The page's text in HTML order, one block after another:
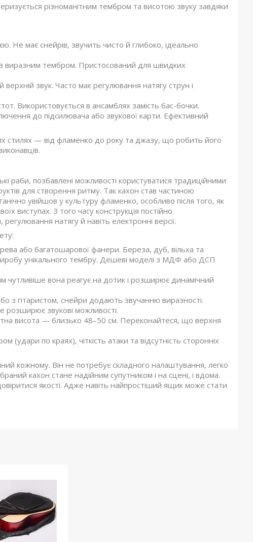
різноманітним тембром та висотою звуку завдяки
Не має снейрів, звучить чисто й глибоко, ідеально
виразним тембром. Пристосований для швидких
звук. Часто має регулювання натягу струн і
Використовується в ансамблях замість бас-бочки.
до підсилювача або звукової карти. Ефективний
стилях — від фламенко до року та джазу, що робить його
раби, позбавлені можливості користуватися традиційними
для створення ритму. Так кахон став частиною
увійшов у культуру фламенко, особливо після того, як
виступах. З того часу конструкція постійно
натягу й навіть електронні версії.
або багатошарової фанери. Береза, дуб, вільха та
унікального тембру. Дешеві моделі з МДФ або ДСП
вона реагує на дотик і розширює динамічний
з гітаристом, снейри додають звучанню виразності.
розширює звукові можливості.
висота — близько 48–50 см. Переконайтеся, що верхня
(удари по краях), чіткість атаки та відсутність сторонніх
кожному. Він не потребує складного налаштування, легко
кахон стане надійним супутником і на сцені, і вдома.
якості. Адже навіть найпростіший ящик може стати